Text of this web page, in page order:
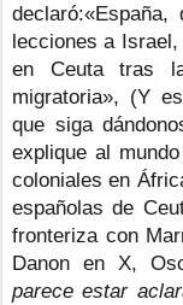
lecciones a
en Ceuta tras
migratoria», (Y
que siga
explique al
coloniales en
españolas de
fronteriza con
Danon en X,
parece estar